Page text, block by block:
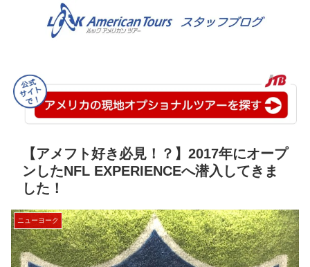
【アメフト好き必見！？】2017年にオープ
ンしたNFL EXPERIENCEへ潜入してきま
した！
ニューヨーク